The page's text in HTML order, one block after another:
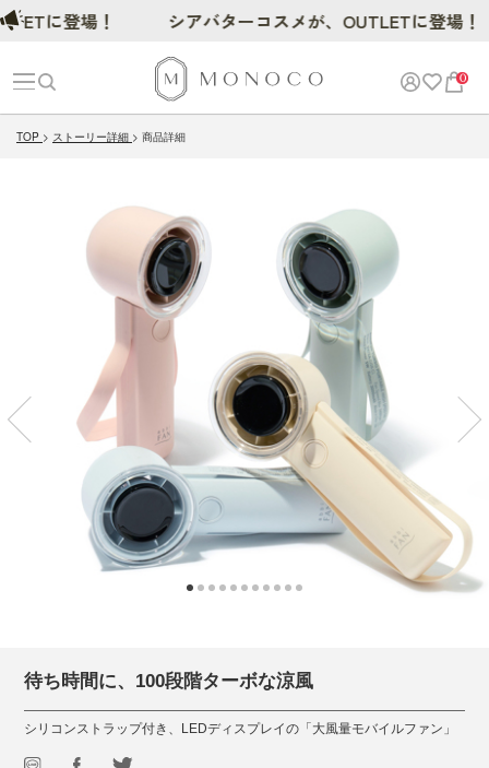
0
TOP ストーリー詳細 商品詳細
待ち時間に、100段階ターボな涼風
シリコンストラップ付き、LEDディスプレイの「大風量モバイルファン」
登場！ シアバターコスメが、OUTLETに登場！